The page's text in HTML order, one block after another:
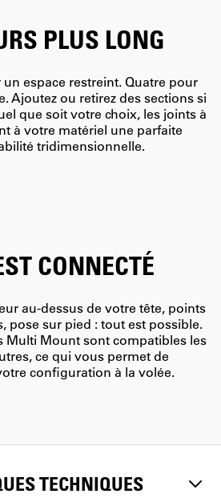
PLUS LONG
espace restreint. Quatre pour
Ajoutez ou retirez des sections si
que soit votre choix, les joints à
à votre matériel une parfaite
tridimensionnelle.
CONNECTÉ
au-dessus de votre tête, points
pose sur pied : tout est possible.
Multi Mount sont compatibles les
ce qui vous permet de
configuration à la volée.
TECHNIQUES